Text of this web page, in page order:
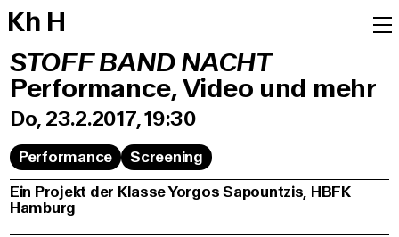
Kh H
STOFF BAND NACHT
Performance, Video und mehr
Do, 23.2.2017, 19:30
Performance
Screening
Ein Projekt der Klasse Yorgos Sapountzis, HBFK
Hamburg